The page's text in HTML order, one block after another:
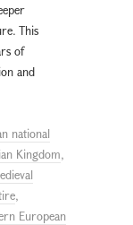
This
of
and
national
Kingdom,
,
European